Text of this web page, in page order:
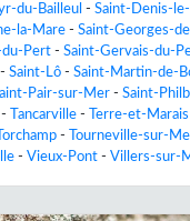
du-Bailleul - Saint-Denis-
la-Mare - Saint-Georges-
du-Pert - Saint-Gervais-du-
- Saint-Lô - Saint-Martin-de-
Pair-sur-Mer - Saint-
- Tancarville - Terre-et-Marais
Torchamp - Tourneville-sur-
- Vieux-Pont - Villers-sur-